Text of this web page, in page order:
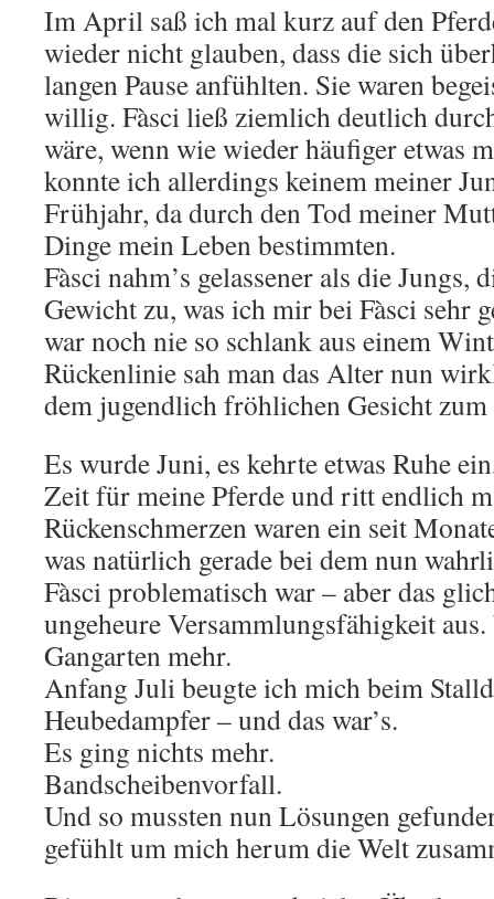
Im April saß ich mal kurz auf den
wieder nicht glauben, dass die sich
langen Pause anfühlten. Sie waren
willig. Fàsci ließ ziemlich deutlich
wäre, wenn wie wieder häufiger etwas
konnte ich allerdings keinem meiner
Frühjahr, da durch den Tod meiner
Dinge mein Leben bestimmten.
Fàsci nahm’s gelassener als die Jungs,
Gewicht zu, was ich mir bei Fàsci sehr
war noch nie so schlank aus einem
Rückenlinie sah man das Alter nun
dem jugendlich fröhlichen Gesicht
Es wurde Juni, es kehrte etwas Ruhe
Zeit für meine Pferde und ritt endlich
Rückenschmerzen waren ein seit
was natürlich gerade bei dem nun
Fàsci problematisch war – aber das
ungeheure Versammlungsfähigkeit
Gangarten mehr.
Anfang Juli beugte ich mich beim
Heubedampfer – und das war’s.
Es ging nichts mehr.
Bandscheibenvorfall.
Und so mussten nun Lösungen
gefühlt um mich herum die Welt